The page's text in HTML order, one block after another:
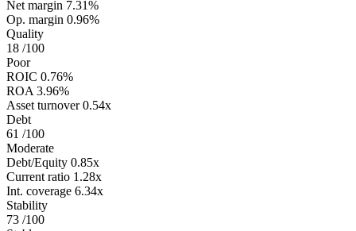
Net margin 7.31%
Op. margin 0.96%
Quality
18 /100
Poor
ROIC 0.76%
ROA 3.96%
Asset turnover 0.54x
Debt
61 /100
Moderate
Debt/Equity 0.85x
Current ratio 1.28x
Int. coverage 6.34x
Stability
73 /100